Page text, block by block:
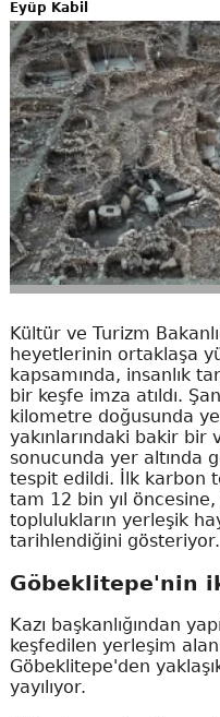
Eyüp Kabil
Kültür ve Turizm
heyetlerinin ortaklaşa
kapsamında, insanlık
bir keşfe imza atıldı.
kilometre doğusunda
yakınlarındaki bakir bir
sonucunda yer altında
tespit edildi. İlk karbon
tam 12 bin yıl öncesine,
toplulukların yerleşik
tarihlendiğini gösteriyor.
Göbeklitepe'nin
Kazı başkanlığından
keşfedilen yerleşim
Göbeklitepe'den
yayılıyor.